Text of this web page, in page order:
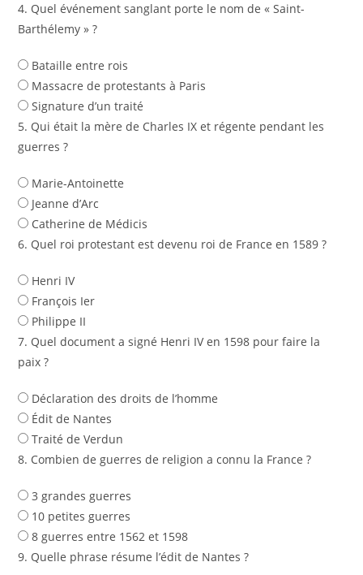
4. Quel événement sanglant porte le nom de « Saint-
Barthélemy » ?
Bataille entre rois
Massacre de protestants à Paris
Signature d’un traité
5. Qui était la mère de Charles IX et régente pendant les
guerres ?
Marie-Antoinette
Jeanne d’Arc
Catherine de Médicis
6. Quel roi protestant est devenu roi de France en 1589 ?
Henri IV
François Ier
Philippe II
7. Quel document a signé Henri IV en 1598 pour faire la
paix ?
Déclaration des droits de l’homme
Édit de Nantes
Traité de Verdun
8. Combien de guerres de religion a connu la France ?
3 grandes guerres
10 petites guerres
8 guerres entre 1562 et 1598
9. Quelle phrase résume l’édit de Nantes ?